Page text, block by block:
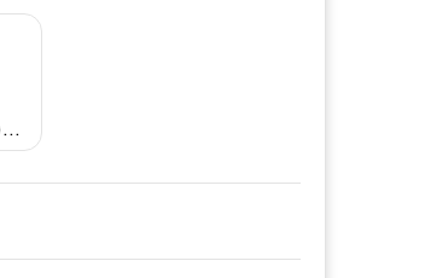
Transparant koningsblauw